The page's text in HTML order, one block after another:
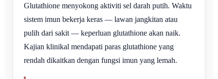
Glutathione menyokong aktiviti sel darah putih. Waktu
sistem imun bekerja keras — lawan jangkitan atau
pulih dari sakit — keperluan glutathione akan naik.
Kajian klinikal mendapati paras glutathione yang
rendah dikaitkan dengan fungsi imun yang lemah.